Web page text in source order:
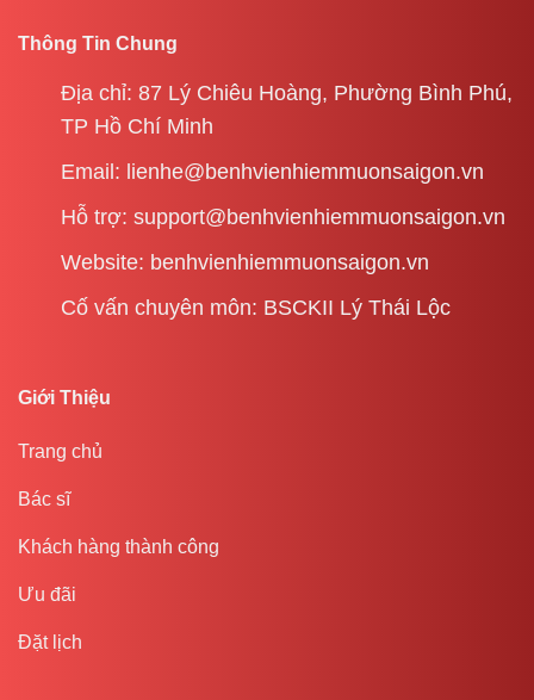
Thông Tin Chung
Địa chỉ: 87 Lý Chiêu Hoàng, Phường Bình Phú,
TP Hồ Chí Minh
Email: lienhe@benhvienhiemmuonsaigon.vn
Hỗ trợ: support@benhvienhiemmuonsaigon.vn
Website: benhvienhiemmuonsaigon.vn
Cố vấn chuyên môn: BSCKII Lý Thái Lộc
Giới Thiệu
Trang chủ
Bác sĩ
Khách hàng thành công
Ưu đãi
Đặt lịch